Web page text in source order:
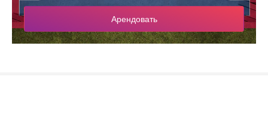
Арендовать